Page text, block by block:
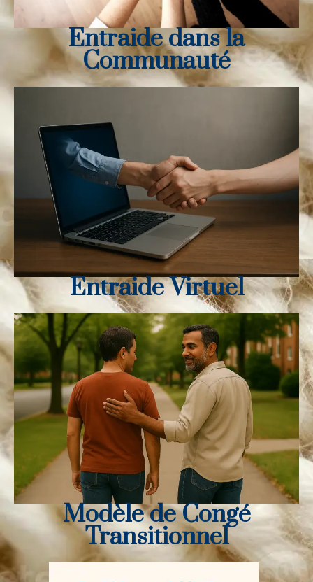
Entraide dans la
Communauté
Entraide Virtuel
Modèle de Congé
Transitionnel